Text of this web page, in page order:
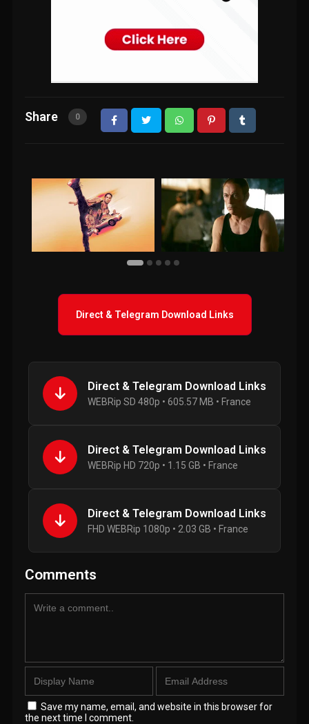
Share 0
Direct & Telegram Download Links
Direct & Telegram Download Links
WEBRip SD 480p • 605.57 MB • France
Direct & Telegram Download Links
WEBRip HD 720p • 1.15 GB • France
Direct & Telegram Download Links
FHD WEBRip 1080p • 2.03 GB • France
Comments
Save my name, email, and website in this browser for
the next time I comment.